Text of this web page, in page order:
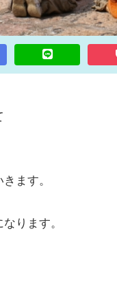
ます。
ります。